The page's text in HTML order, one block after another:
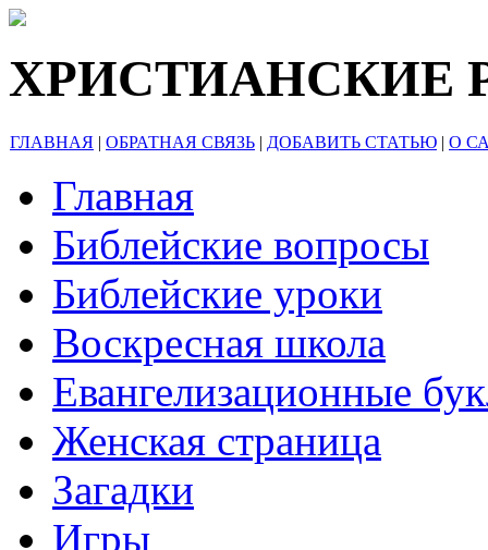
ХРИСТИАНСКИЕ
ГЛАВНАЯ | ОБРАТНАЯ СВЯЗЬ | ДОБАВИТЬ СТАТЬЮ | О
Главная
Библейские вопросы
Библейские уроки
Воскресная школа
Евангелизационные
Женская страница
Загадки
Игры